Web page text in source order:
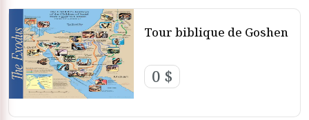
Tour biblique de Goshen
0 $